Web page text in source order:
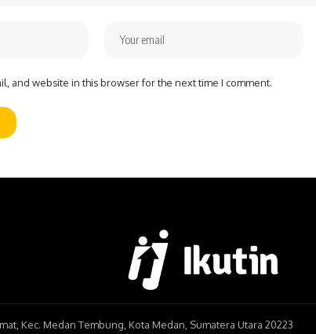
and website in this browser for the next time I comment.
Kec. Medan Tembung, Kota Medan, Sumatera Utara 20223